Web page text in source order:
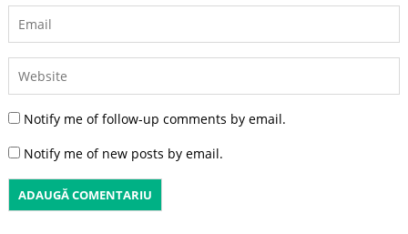
Notify me of follow-up comments by email.
Notify me of new posts by email.